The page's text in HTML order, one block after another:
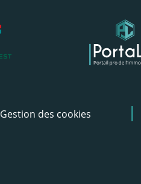
Gestion des cookies